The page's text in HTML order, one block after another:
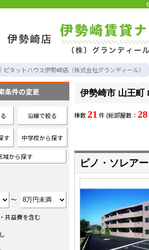
ピタットハウス伊勢崎店（株式会社グランディール）
伊勢崎市 山王町
棟数21 件 (総部屋数： 28
ピノ・ソレア
条件の変更
沿線で絞る
す 中学校から探す
域から探す
～
共益費を含む